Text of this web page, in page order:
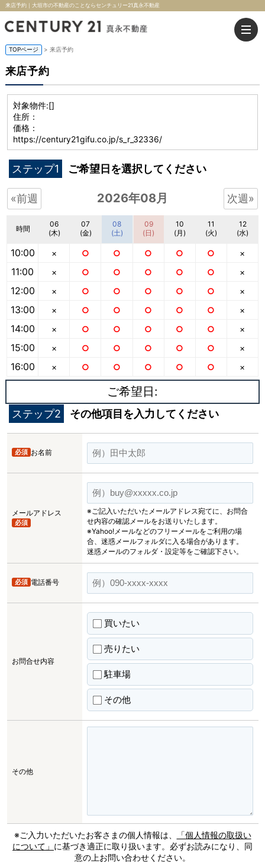
来店予約｜大垣市の不動産のことならセンチュリー21真永不動産
TOPページ > 来店予約
来店予約
対象物件:[]
住所：
価格：
https://century21gifu.co.jp/s_r_32336/
ステップ1 ご希望日を選択してください
«前週 2026年08月 次週»
時間
10:00
11:00
12:00
13:00
14:00
15:00
16:00
06
(木)
×
×
×
×
×
×
×
07
(金)
○
○
○
○
○
○
○
08
(土)
○
○
○
○
○
○
○
09
(日)
○
○
○
○
○
○
○
10
(月)
○
○
○
○
○
○
○
11
(火)
○
○
○
○
○
○
○
12
(水)
×
×
×
×
×
×
×
ご希望日:
ステップ2 その他項目を入力してください
お名前
必須
メールアドレス
必須
※ご記入いただいたメールアドレス宛てに、お問合
せ内容の確認メールをお送りいたします。
※Yahoo!メールなどのフリーメールをご利用の場
合、迷惑メールフォルダに入る場合があります。
迷惑メールのフォルダ・設定等をご確認下さい。
電話番号
必須
お問合せ内容
買いたい
売りたい
駐車場
その他
その他
※ご入力いただいたお客さまの個人情報は、
「個人情報の取扱い
について」 に基づき適正に取り扱います。必ずお読みになり、同
意の上お問い合わせください。